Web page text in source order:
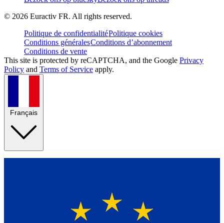
© 2026 Euractiv FR. All rights reserved.
Politique de confidentialitéPolitique cookies
Conditions généralesConditions d’abonnement
Conditions de vente
This site is protected by reCAPTCHA, and the Google Privacy
Policy and Terms of Service apply.
Français